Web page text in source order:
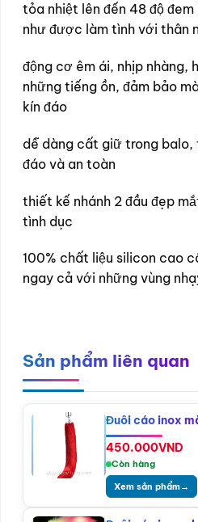
tỏa nhiệt lên đến 48 độ
như được làm tình với thân
động cơ êm ái, nhịp nhàng,
những tiếng ồn, đảm bảo
kín đáo
dễ dàng cất giữ trong balo,
đáo và an toàn
thiết kế nhánh 2 đầu đẹp
tình dục
100% chất liệu silicon cao
ngay cả với những vùng
Sản phẩm liên quan
Đuôi cáo inox
450.000VND
Còn hàng
Xem sản phẩm→